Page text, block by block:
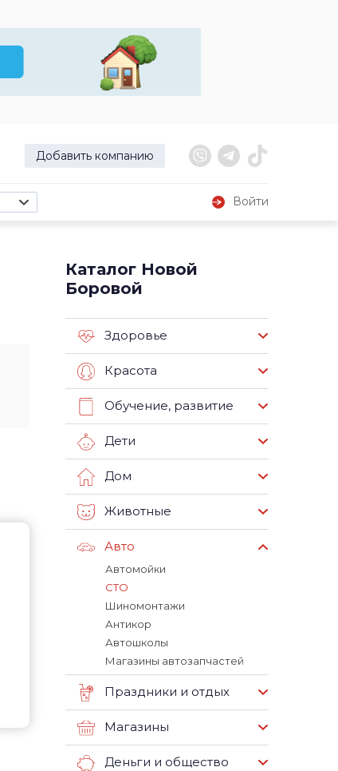
Добавить компанию
Войти
Каталог Новой
Боровой
Здоровье
Красота
Обучение, развитие
Дети
Дом
Животные
Авто
Автомойки
СТО
Шиномонтажи
Антикор
Автошколы
Магазины автозапчастей
Праздники и отдых
Магазины
Деньги и общество